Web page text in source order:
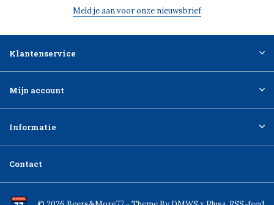
Meld je aan voor onze nieuwsbrief
Klantenservice
Mijn account
Informatie
Contact